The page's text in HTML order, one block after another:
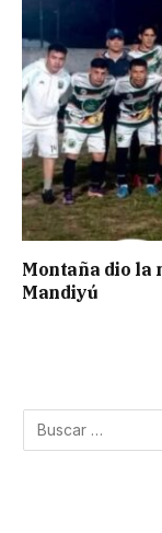
Montaña dio la
Mandiyú